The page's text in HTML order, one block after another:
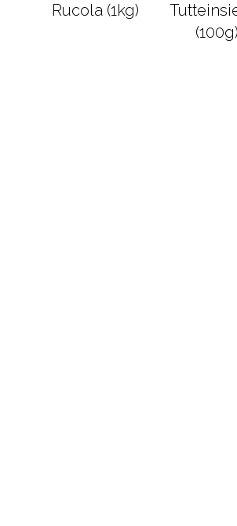
Rucola (1kg)